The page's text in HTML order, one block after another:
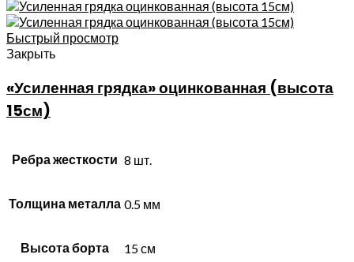
Быстрый просмотр
Закрыть
«Усиленная грядка» оцинкованная (высота
15см)
Ребра жесткости 8 шт.
Толщина металла 0.5 мм
Высота борта 15 см